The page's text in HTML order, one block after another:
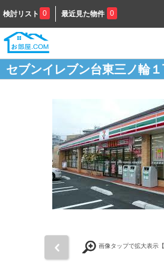
検討リスト 0 最近見た物件 0
セブンイレブン台東三ノ輪
画像タップで拡大表示【